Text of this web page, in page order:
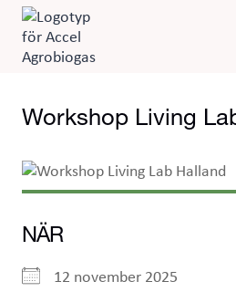
Skip
content
Workshop Living
NÄR
12 november 2025